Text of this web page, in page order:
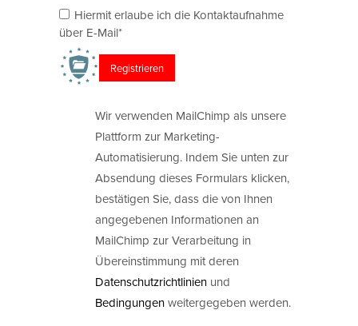
Hiermit erlaube ich die Kontaktaufnahme
über E-Mail*
Wir verwenden MailChimp als unsere
Plattform zur Marketing-
Automatisierung. Indem Sie unten zur
Absendung dieses Formulars klicken,
bestätigen Sie, dass die von Ihnen
angegebenen Informationen an
MailChimp zur Verarbeitung in
Übereinstimmung mit deren
Datenschutzrichtlinien und
Bedingungenweitergegeben werden.